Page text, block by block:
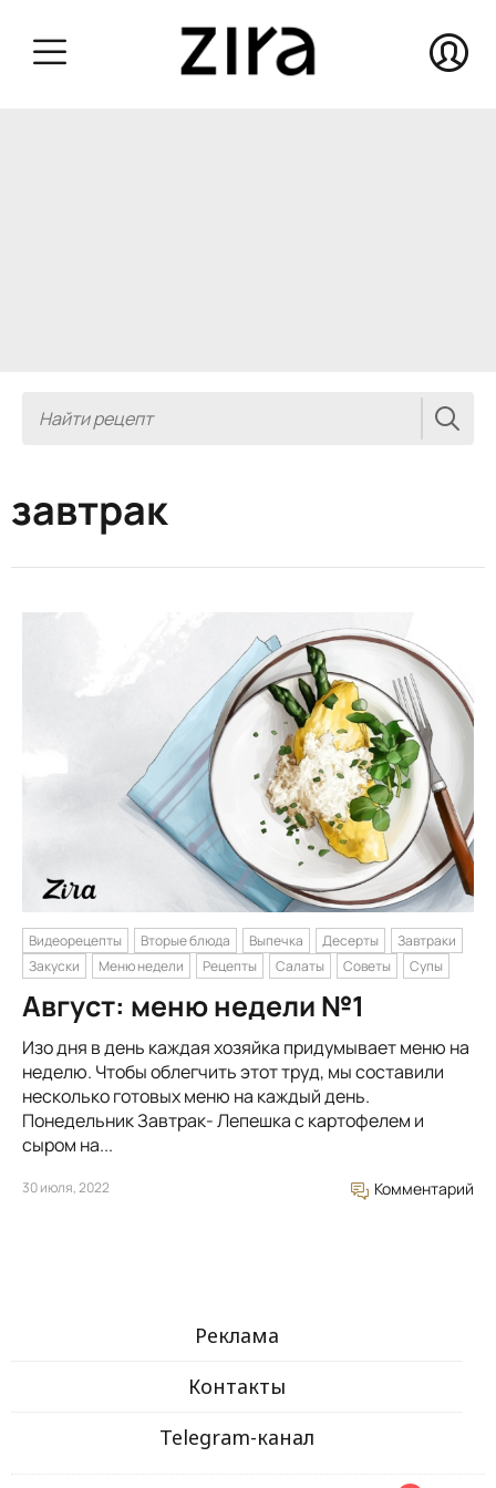
завтрак
Видеорецепты Вторые блюда Выпечка Десерты
Завтраки
Закуски
Меню недели Рецепты Салаты Советы Супы
Август: меню недели №1
Изо дня в день каждая хозяйка придумывает меню на
неделю. Чтобы облегчить этот труд, мы составили
несколько готовых меню на каждый день.
Понедельник Завтрак- Лепешка с картофелем и
сыром на...
30 июля, 2022 Комментарий
Реклама
Контакты
Telegram-канал